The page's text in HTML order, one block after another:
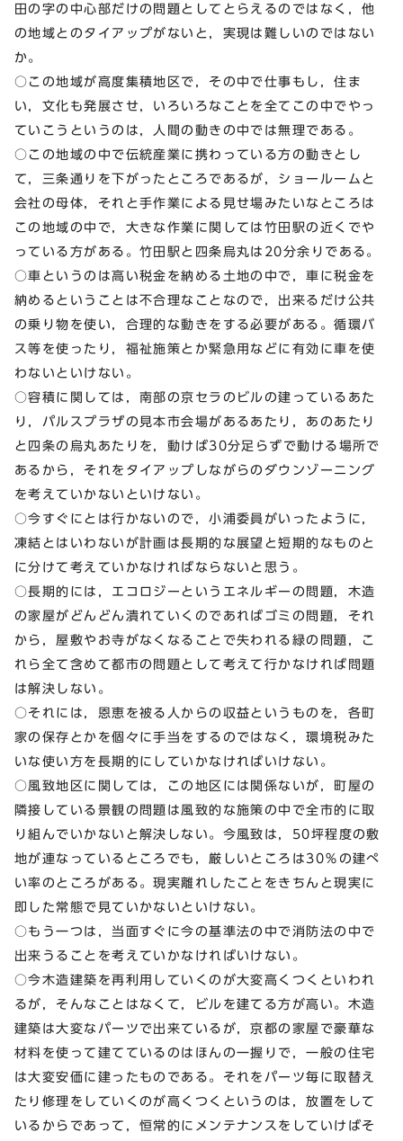
田の字の中心部だけの問題としてとらえるのではなく，他
の地域とのタイアップがないと，実現は難しいのではない
か。
○この地域が高度集積地区で，その中で仕事もし，住ま
い，文化も発展させ，いろいろなことを全てこの中でやっ
ていこうというのは，人間の動きの中では無理である。
○この地域の中で伝統産業に携わっている方の動きとし
て，三条通りを下がったところであるが，ショールームと
会社の母体，それと手作業による見せ場みたいなところは
この地域の中で，大きな作業に関しては竹田駅の近くでや
っている方がある。竹田駅と四条烏丸は20分余りである。
○車というのは高い税金を納める土地の中で，車に税金を
納めるということは不合理なことなので，出来るだけ公共
の乗り物を使い，合理的な動きをする必要がある。循環バ
ス等を使ったり，福祉施策とか緊急用などに有効に車を使
わないといけない。
○容積に関しては，南部の京セラのビルの建っているあた
り，パルスプラザの見本市会場があるあたり，あのあたり
と四条の烏丸あたりを，動けば30分足らずで動ける場所で
あるから，それをタイアップしながらのダウンゾーニング
を考えていかないといけない。
○今すぐにとは行かないので，小浦委員がいったように，
凍結とはいわないが計画は長期的な展望と短期的なものと
に分けて考えていかなければならないと思う。
○長期的には，エコロジーというエネルギーの問題，木造
の家屋がどんどん潰れていくのであればゴミの問題，それ
から，屋敷やお寺がなくなることで失われる緑の問題，こ
れら全て含めて都市の問題として考えて行かなければ問題
は解決しない。
○それには，恩恵を被る人からの収益というものを，各町
家の保存とかを個々に手当をするのではなく，環境税みた
いな使い方を長期的にしていかなければいけない。
○風致地区に関しては，この地区には関係ないが，町屋の
隣接している景観の問題は風致的な施策の中で全市的に取
り組んでいかないと解決しない。今風致は，50坪程度の敷
地が連なっているところでも，厳しいところは30％の建ぺ
い率のところがある。現実離れしたことをきちんと現実に
即した常態で見ていかないといけない。
○もう一つは，当面すぐに今の基準法の中で消防法の中で
出来うることを考えていかなければいけない。
○今木造建築を再利用していくのが大変高くつくといわれ
るが，そんなことはなくて，ビルを建てる方が高い。木造
建築は大変なパーツで出来ているが，京都の家屋で豪華な
材料を使って建てているのはほんの一握りで，一般の住宅
は大変安価に建ったものである。それをパーツ毎に取替え
たり修理をしていくのが高くつくというのは，放置をして
いるからであって，恒常的にメンテナンスをしていけばそ